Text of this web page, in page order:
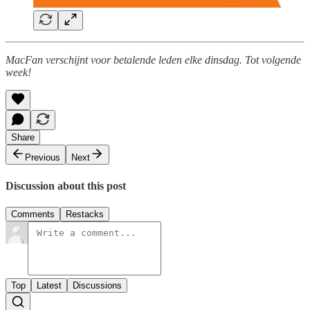
MacFan verschijnt voor betalende leden elke dinsdag. Tot volgende
week!
Share
Previous
Next
Discussion about this post
Comments Restacks
Top Latest Discussions